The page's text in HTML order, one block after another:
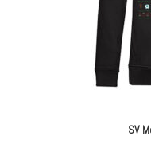
SV